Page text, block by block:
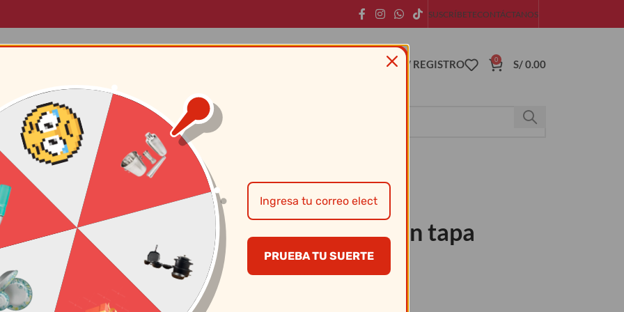
SUSCRÍBETECONTÁCTANOS
ACCESO / REGISTRO 0 S/0.00
Jarra Bonita 4 Lt Transp. con tapa
(Color surtido).
9.50
PRUEBA TU SUERTE